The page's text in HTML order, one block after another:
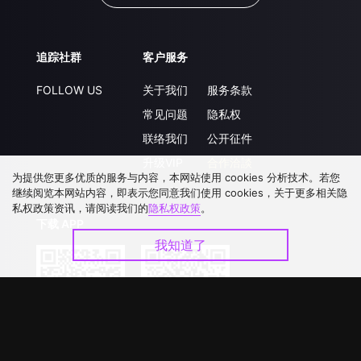
追踪社群
FOLLOW US
客户服务
关于我们
常见问题
联络我们
服务条款
隐私权
公开征件
为提供您更多优质的服务与内容，本网站使用 cookies 分析技术。若您
继续阅览本网站内容，即表示您同意我们使用 cookies，关于更多相关隐
私权政策资讯，请阅读我们的隐私权政策。
我知道了